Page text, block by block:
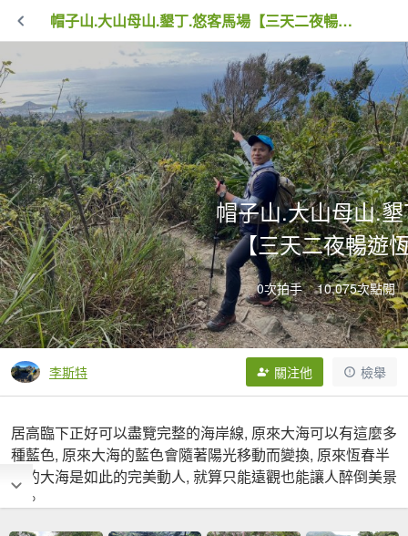
帽子山.大山母山.墾丁.悠客馬場【三天二夜暢遊恆春半島】
帽子山.大山母山.
【三天二夜暢遊
0次拍手 10,075次點閱
李斯特 關注他 檢舉
居高臨下正好可以盡覽完整的海岸線, 原來大海可以有這麼多
種藍色, 原來大海的藍色會隨著陽光移動而變換, 原來恆春半
島的大海是如此的完美動人, 就算只能遠觀也能讓人醉倒美景
中。